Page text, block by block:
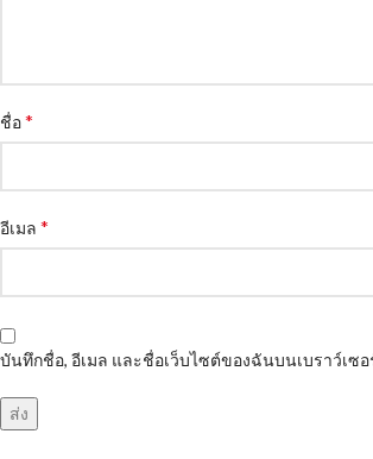
ชื่อ*
อีเมล *
บันทึกชื่อ, อีเมล และชื่อเว็บไซต์ของฉันบนเบราว์เซ